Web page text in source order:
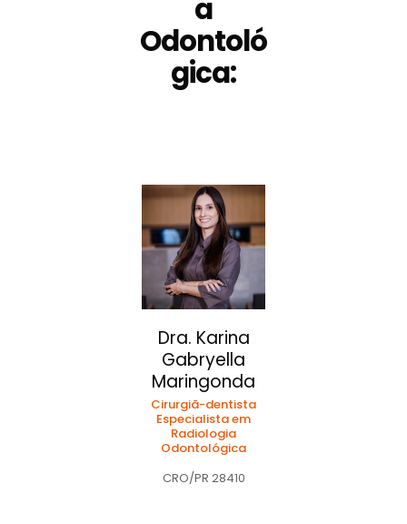
a
Odontoló
gica:
Dra. Karina
Gabryella
Maringonda
Cirurgiã-dentista
Especialista em
Radiologia
Odontológica
CRO/PR 28410